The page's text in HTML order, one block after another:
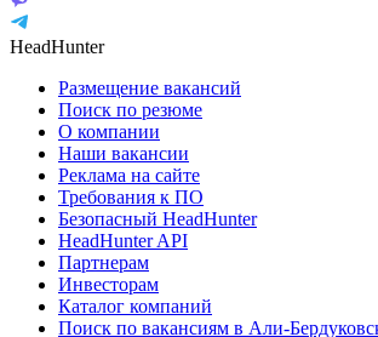
HeadHunter
Размещение вакансий
Поиск по резюме
О компании
Наши вакансии
Реклама на сайте
Требования к ПО
Безопасный HeadHunter
HeadHunter API
Партнерам
Инвесторам
Каталог компаний
Поиск по вакансиям в Али-